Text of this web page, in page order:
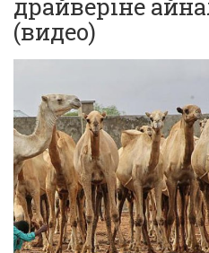
драйверіне
(видео)